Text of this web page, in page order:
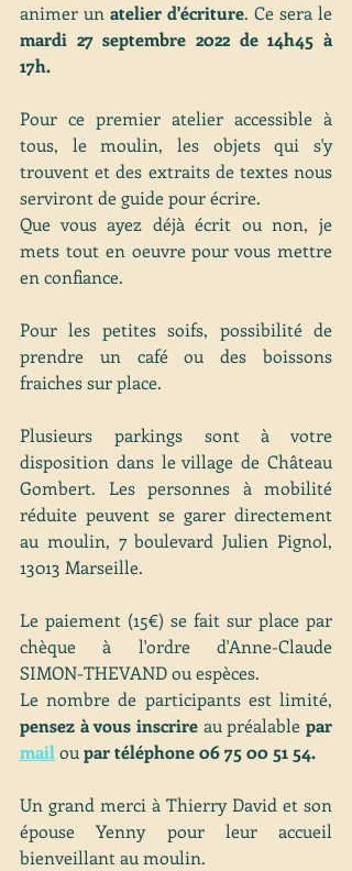
animer un atelier d'écriture
mardi 27 septembre 2022 de 14h45 à
17h.
Pour ce premier atelier accessible à
tous, le moulin, les objets qui s'y
trouvent et des extraits de textes nous
serviront de guide pour écrire.
Que vous ayez déjà écrit ou non, je
mets tout en oeuvre pour vous mettre
en confiance.
Pour les petites soifs, possibilité de
prendre un café ou des boissons
fraiches sur place.
Plusieurs parkings sont à votre
disposition dans le village de Château
Gombert. Les personnes à mobilité
réduite peuvent se garer directement
au moulin, 7 boulevard Julien Pignol,
13013 Marseille.
Le paiement (15€) se fait sur place par
chèque à l'ordre d'Anne-Claude
SIMON-THEVAND ou espèces.
pensez à vous inscrire au préalable
mail ou par téléphone 06 75 00 51 54.
Un grand merci à Thierry David et son
épouse Yenny pour leur accueil
bienveillant au moulin.